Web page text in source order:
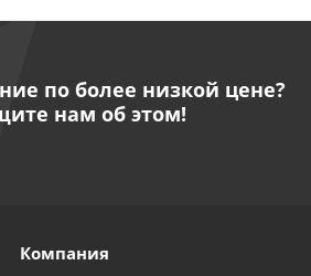
по более низкой цене?
нам об этом!
Компания